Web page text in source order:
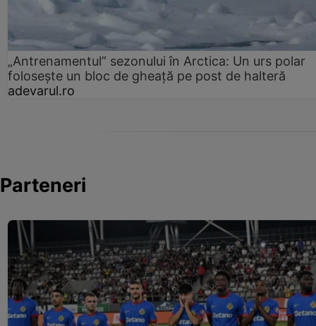
„Antrenamentul” sezonului în Arctica: Un urs polar
folosește un bloc de gheață pe post de halteră
adevarul.ro
Parteneri